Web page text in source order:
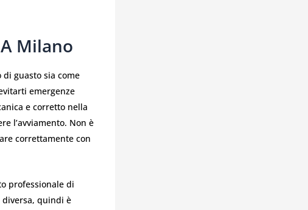
Milano
guasto sia come
emergenze
e corretto nella
l’avviamento. Non è
correttamente con
professionale di
quindi è